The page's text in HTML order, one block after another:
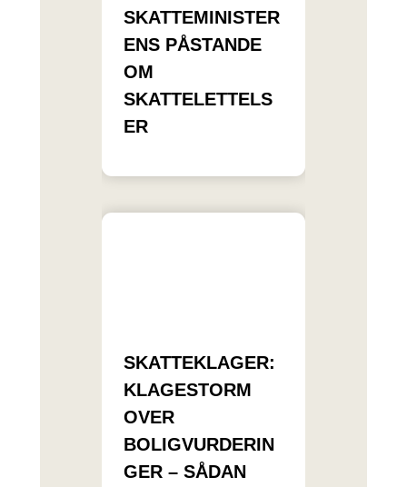
SKATTEMINISTER
ENS PÅSTANDE
OM
SKATTELETTELS
ER
SKATTEKLAGER:
KLAGESTORM
OVER
BOLIGVURDERIN
GER – SÅDAN